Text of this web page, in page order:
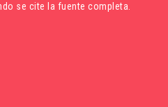
se cite la fuente completa.